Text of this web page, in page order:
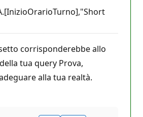
corrisponderebbe allo
tua query Prova,
alla tua realtà.